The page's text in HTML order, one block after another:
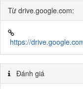
Từ drive.google.com:
https://
Đánh giá